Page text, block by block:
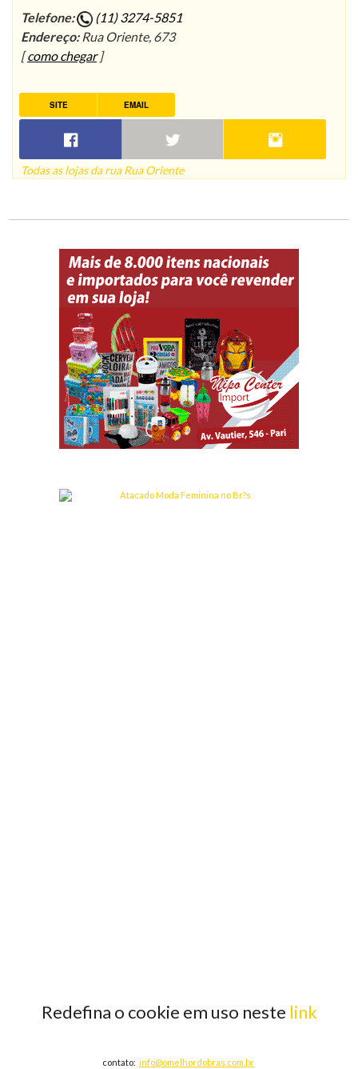
Telefone:
(11) 3274-5851
Endereço: Rua Oriente, 673
[como chegar]
SITE EMAIL
Todas as lojas da rua Rua Oriente
Redefina o cookie em uso neste link
contato: info@omelhordobras.com.br